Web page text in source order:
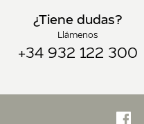
¿Tiene dudas?
Llámenos
+34 932 122 300